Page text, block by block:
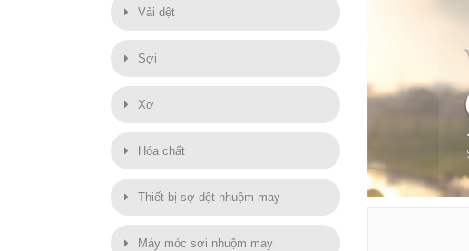
Vải dệt
Sợi
Xơ
Hóa chất
Thiết bị sợ dệt nhuộm may
Máy móc sợi nhuộm may